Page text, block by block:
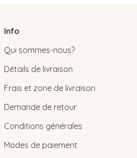
Info
Qui sommes-nous?
Détails de livraison
Frais et zone de livraison
Demande de retour
Conditions générales
Modes de paiement